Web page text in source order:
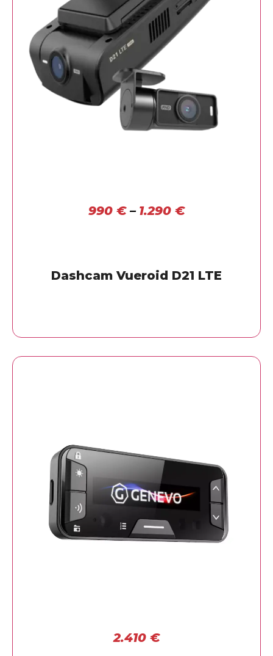
990 € – 1.290 €
Dashcam Vueroid D21 LTE
2.410 €